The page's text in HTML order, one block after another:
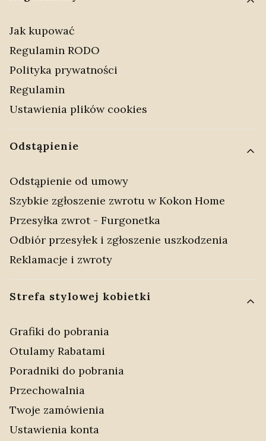
Jak kupować
Regulamin RODO
Polityka prywatności
Regulamin
Ustawienia plików cookies
Odstąpienie
Odstąpienie od umowy
Szybkie zgłoszenie zwrotu w Kokon Home
Przesyłka zwrot - Furgonetka
Odbiór przesyłek i zgłoszenie uszkodzenia
Reklamacje i zwroty
Strefa stylowej kobietki
Grafiki do pobrania
Otulamy Rabatami
Poradniki do pobrania
Przechowalnia
Twoje zamówienia
Ustawienia konta